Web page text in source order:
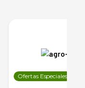
Ofertas Especiales